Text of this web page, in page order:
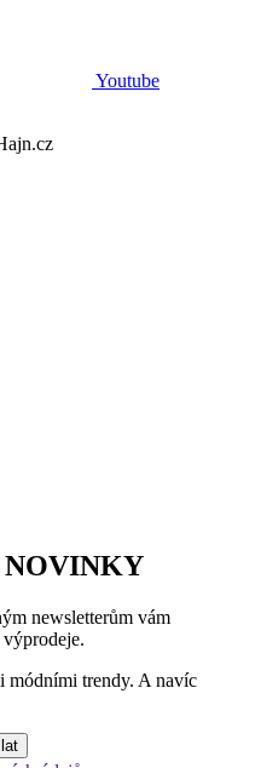
Youtube
NOVINKY
newsletterům vám
módními trendy. A navíc